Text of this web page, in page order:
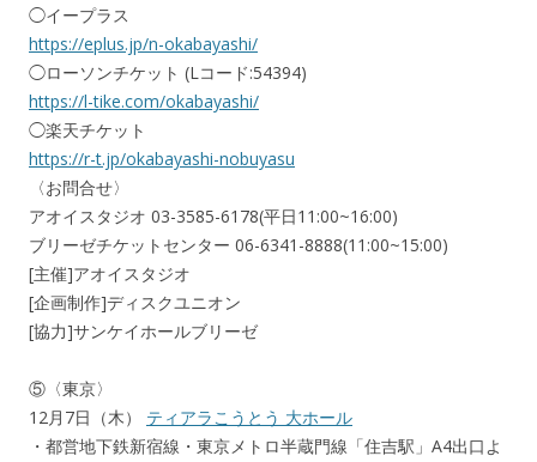
◯イープラス
https://eplus.jp/n-okabayashi/
◯ローソンチケット (Lコード:54394)
https://l-tike.com/okabayashi/
◯楽天チケット
https://r-t.jp/okabayashi-nobuyasu
〈お問合せ〉
アオイスタジオ 03-3585-6178(平日11:00~16:00)
ブリーゼチケットセンター 06-6341-8888(11:00~15:00)
[主催]アオイスタジオ
[企画制作]ディスクユニオン
[協力]サンケイホールブリーゼ
⑤〈東京〉
12月7日（木） ティアラこうとう 大ホール
・都営地下鉄新宿線・東京メトロ半蔵門線「住吉駅」A4出口よ